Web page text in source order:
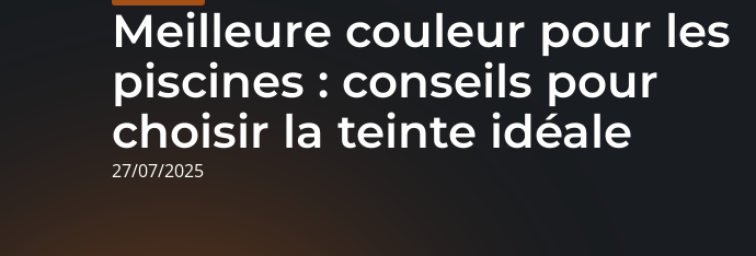
Meilleure couleur pour les
piscines : conseils pour
choisir la teinte idéale
27/07/2025